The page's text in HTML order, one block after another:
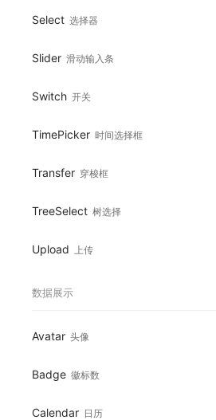
Select 选择器
Slider 滑动输入条
Switch 开关
TimePicker 时间选择框
Transfer 穿梭框
TreeSelect 树选择
Upload 上传
数据展示
Avatar 头像
Badge 徽标数
Calendar 日历